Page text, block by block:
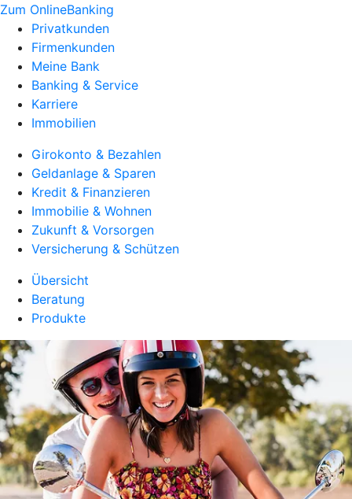
Zum OnlineBanking
Privatkunden
Firmenkunden
Meine Bank
Banking & Service
Karriere
Immobilien
Girokonto & Bezahlen
Geldanlage & Sparen
Kredit & Finanzieren
Immobilie & Wohnen
Zukunft & Vorsorgen
Versicherung & Schützen
Übersicht
Beratung
Produkte